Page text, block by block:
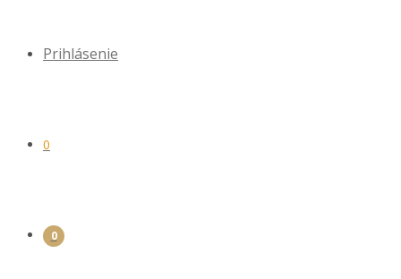
Prihlásenie
0
0